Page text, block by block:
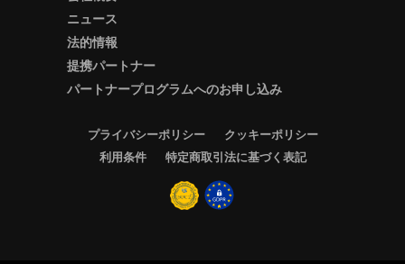
ニュース
法的情報
提携パートナー
パートナープログラムへのお申し込み
プライバシーポリシー
クッキーポリシー
利用条件
特定商取引法に基づく表記